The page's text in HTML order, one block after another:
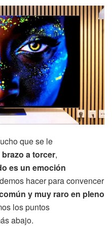
que se le
a torcer,
es un emoción
hacer para convencer
y muy raro en pleno
los puntos
abajo.